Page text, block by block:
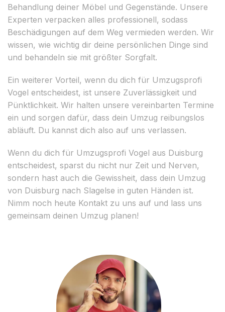
Behandlung deiner Möbel und Gegenstände. Unsere
Experten verpacken alles professionell, sodass
Beschädigungen auf dem Weg vermieden werden. Wir
wissen, wie wichtig dir deine persönlichen Dinge sind
und behandeln sie mit größter Sorgfalt.
Ein weiterer Vorteil, wenn du dich für Umzugsprofi
Vogel entscheidest, ist unsere Zuverlässigkeit und
Pünktlichkeit. Wir halten unsere vereinbarten Termine
ein und sorgen dafür, dass dein Umzug reibungslos
abläuft. Du kannst dich also auf uns verlassen.
Wenn du dich für Umzugsprofi Vogel aus Duisburg
entscheidest, sparst du nicht nur Zeit und Nerven,
sondern hast auch die Gewissheit, dass dein Umzug
von Duisburg nach Slagelse in guten Händen ist.
Nimm noch heute Kontakt zu uns auf und lass uns
gemeinsam deinen Umzug planen!